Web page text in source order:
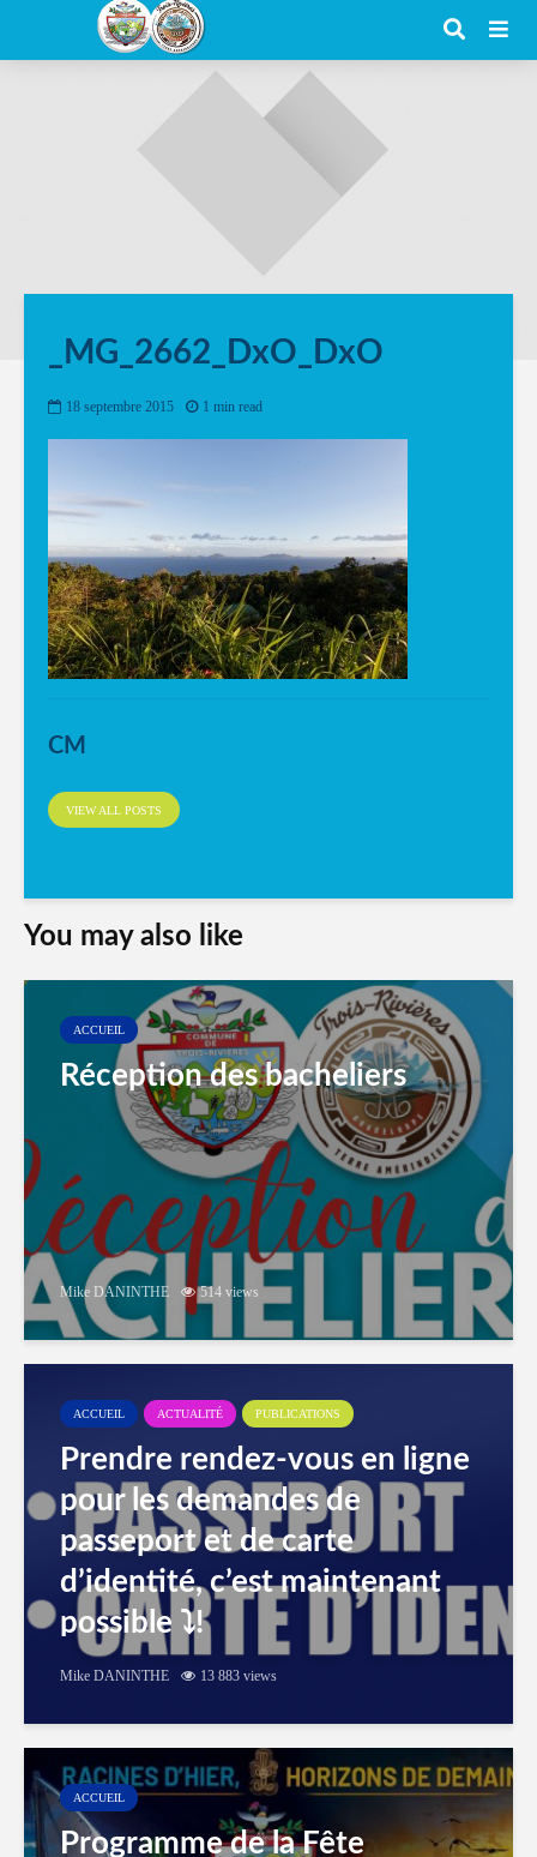
_MG_2662_DxO_DxO
18 septembre 2015 1 min read
CM
VIEW ALL POSTS
You may also like
ACCUEIL
Réception des bacheliers
Mike DANINTHE 514 views
ACCUEIL ACTUALITÉ PUBLICATIONS
Prendre rendez-vous en ligne
pour les demandes de
passeport et de carte
d’identité, c’est maintenant
possible ⤵️!
Mike DANINTHE 13 883 views
ACCUEIL
Programme de la Fête